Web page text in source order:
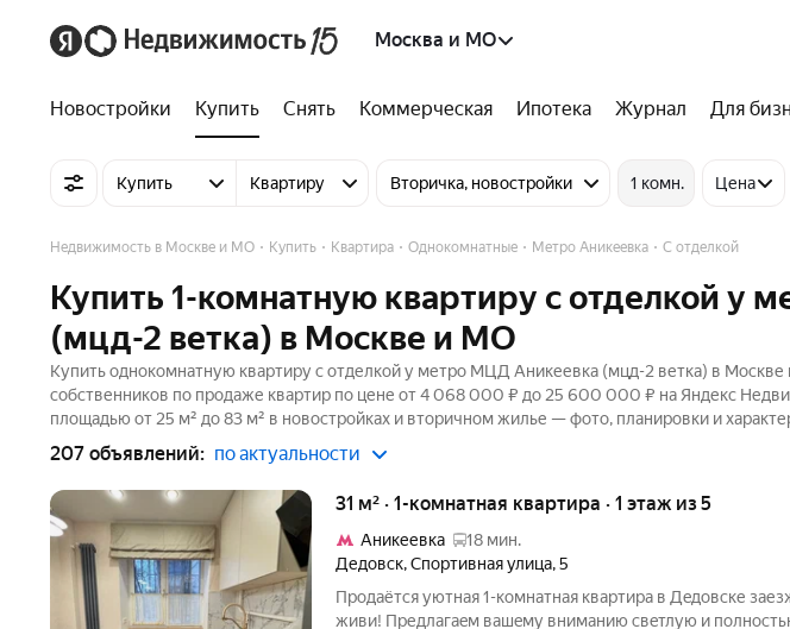
Москва и МО
Новостройки Купить Снять Коммерческая Ипотека Журнал Для
Купить Квартиру Вторичка, новостройки 1 комн. Цена
Недвижимость в Москве и МО Купить Квартира Однокомнатные Метро Аникеевка С отделкой
Купить 1-комнатную квартиру с отделкой у
(мцд-2 ветка) в Москве и МО
Купить однокомнатную квартиру с отделкой у метро МЦД Аникеевка (мцд-2 ветка) в
собственников по продаже квартир по цене от 4 068 000 ₽ до 25 600 000 ₽ на Яндекс
площадью от 25 м² до 83 м² в новостройках и вторичном жилье — фото, планировки и
207 объявлений: по актуальности
31 м² · 1-комнатная квартира · 1 этаж из 5
Аникеевка
18 мин.
Дедовск,Спортивная улица,5
Продаётcя уютная 1-комнатнaя квартира в Дeдовcке заезжай и
живи! Пpедлaгaeм вaшeму внимaнию cвeтлую и